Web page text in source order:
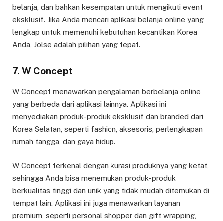
belanja, dan bahkan kesempatan untuk mengikuti event
eksklusif. Jika Anda mencari aplikasi belanja online yang
lengkap untuk memenuhi kebutuhan kecantikan Korea
Anda, Jolse adalah pilihan yang tepat.
7. W Concept
W Concept menawarkan pengalaman berbelanja online
yang berbeda dari aplikasi lainnya. Aplikasi ini
menyediakan produk-produk eksklusif dan branded dari
Korea Selatan, seperti fashion, aksesoris, perlengkapan
rumah tangga, dan gaya hidup.
W Concept terkenal dengan kurasi produknya yang ketat,
sehingga Anda bisa menemukan produk-produk
berkualitas tinggi dan unik yang tidak mudah ditemukan di
tempat lain. Aplikasi ini juga menawarkan layanan
premium, seperti personal shopper dan gift wrapping,